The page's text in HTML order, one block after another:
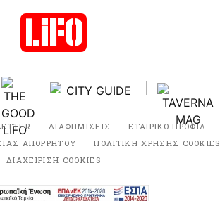
ΔΙΑΦΗΜΙΣΕΙΣ ΕΤΑΙΡΙΚΟ ΠΡΟΦΙΛ
ΑΠΟΡΡΗΤΟΥ
ΠΟΛΙΤΙΚΗ ΧΡΗΣΗΣ COOKIES
ΔΙΑΧΕΙΡΙΣΗ COOKIES